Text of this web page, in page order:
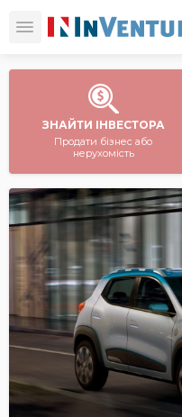
ЗНАЙТИ ІНВЕСТОРА
Продати бізнес або
нерухомість